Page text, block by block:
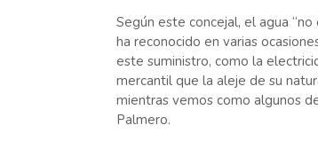
Según este concejal, el agua
ha reconocido en varias
este suministro, como la
mercantil que la aleje de su
mientras vemos como algunos
Palmero.